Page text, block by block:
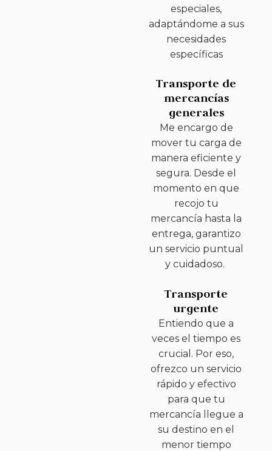
especiales,
adaptándome a sus
necesidades
específicas
Transporte de
mercancías
generales
Me encargo de
mover tu carga de
manera eficiente y
segura. Desde el
momento en que
recojo tu
mercancía hasta la
entrega, garantizo
un servicio puntual
y cuidadoso.
Transporte
urgente
Entiendo que a
veces el tiempo es
crucial. Por eso,
ofrezco un servicio
rápido y efectivo
para que tu
mercancía llegue a
su destino en el
menor tiempo